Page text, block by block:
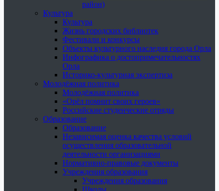
район)
Культура
Культура
Жизнь городских библиотек
Фестивали и конкурсы
Объекты культурного наследия города Орла
Инфографика о достопримечательностях
Орла
Историко-культурная экспертиза
Молодёжная политика
Молодёжная политика
«Орёл помнит своих героев»
Российские студенческие отряды
Образование
Образование
Независимая оценка качества условий
осуществления образовательной
деятельности организациями
Нормативно-правовые документы
Учреждения образования
Учреждения образования
Школы